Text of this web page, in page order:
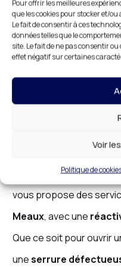
Pour offrir les meilleures
que les cookies pour stocker et/
Le fait de consentir à ces
données telles que le
site. Le fait de ne pas consentir
effet négatif sur certaines
Voir
Politique de
pour unchangement
d’urgence,DR HABITAT
unesolution fiable
Serrurerie
Réactivité
, il est
professionnel
vous propose des
Meaux, avec une
Que ce soit pour ouvrir
uneserrure